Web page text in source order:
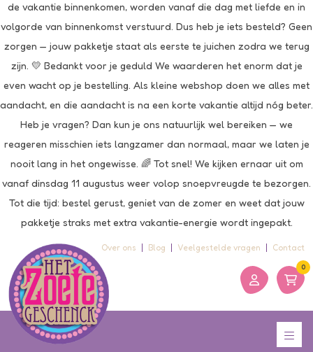
de vakantie binnenkomen, worden vanaf die dag met liefde en in
volgorde van binnenkomst verstuurd. Dus heb je iets besteld? Geen
zorgen — jouw pakketje staat als eerste te juichen zodra we terug
zijn. 💛 Bedankt voor je geduld We waarderen het enorm dat je
even wacht op je bestelling. Als kleine webshop doen we alles met
aandacht, en die aandacht is na een korte vakantie altijd nóg beter.
Heb je vragen? Dan kun je ons natuurlijk wel bereiken — we
reageren misschien iets langzamer dan normaal, maar we laten je
nooit lang in het ongewisse. 🌈 Tot snel! We kijken ernaar uit om
vanaf dinsdag 11 augustus weer volop snoepvreugde te bezorgen.
Tot die tijd: bestel gerust, geniet van de zomer en weet dat jouw
pakketje straks met extra vakantie-energie wordt ingepakt.
Over ons Blog Veelgestelde vragen Contact
0